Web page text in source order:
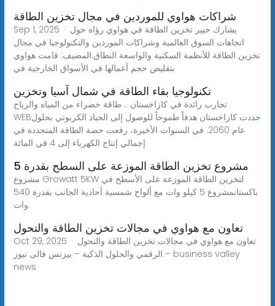
شراكات هواوي للموردين في مجال تخزين الطاقة
Sep 1, 2025 · يشارك خبير تخزين الطاقة في هواوي رؤاه حول
اتجاهات السوق العالمية وشراكات الموردين والتكنولوجيا في مجال
تخزين الطاقة للأنظمة السكنية والواسعة النطاق.المضيف: قامت هواوي
بتقليص حجم أعمالها في الأسواق الخارجية في
تكنولوجيا بقاء الطاقة في شمال آسيا وتخزين
تجارب رائدة في كازاخستان .. طاقة خضراء من المياه والرياح
WEBحددت كازاخستان هدفاً طموحاً للوصول إلى الحياد الكربوني بحلول
عام 2060. في السنوات الأخيرة، رفعت حصة الطاقة المتجددة في
إجمالي إنتاج الكهرباء إلى 4 في المائة
مشروع تخزين الطاقة الموزعة على السطح بقدرة 5
مشروع Growatt 5KW لتخزين الطاقة الموزعة على الأسطح في
باكستانمشروع 5 كيلو وات مع ألواح شمسية أحادية الجانب بقدرة 540
وات.
تعاون مع هواوي في مجالات تخزين الطاقة والتحول
Oct 29, 2025 · تعاون مع هواوي في مجالات تخزين الطاقة والتحول
الرقمي والحلول الذكية – بيزنس فالى نيوز – business valley
news